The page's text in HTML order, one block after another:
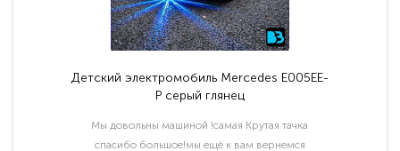
Детский электромобиль Mercedes E005EE-
P серый глянец
Мы довольны машиной !самая Крутая тачка
спасибо большое!мы ещё к вам вернемся